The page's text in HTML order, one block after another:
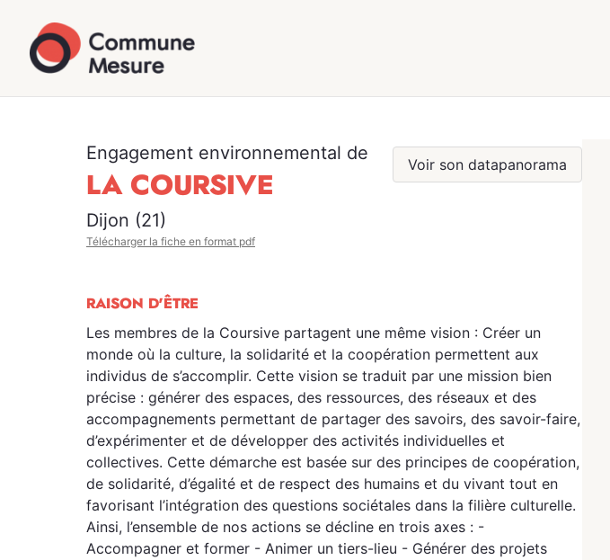
Engagement environnemental de
LA COURSIVE
Voir son datapanorama
Dijon (21)
Télécharger la fiche en format pdf
RAISON D'ÊTRE
Les membres de la Coursive partagent une même vision : Créer un
monde où la culture, la solidarité et la coopération permettent aux
individus de s’accomplir. Cette vision se traduit par une mission bien
précise : générer des espaces, des ressources, des réseaux et des
accompagnements permettant de partager des savoirs, des savoir-faire,
d’expérimenter et de développer des activités individuelles et
collectives. Cette démarche est basée sur des principes de coopération,
de solidarité, d’égalité et de respect des humains et du vivant tout en
favorisant l’intégration des questions sociétales dans la filière culturelle.
Ainsi, l’ensemble de nos actions se décline en trois axes : -
Accompagner et former - Animer un tiers-lieu - Générer des projets